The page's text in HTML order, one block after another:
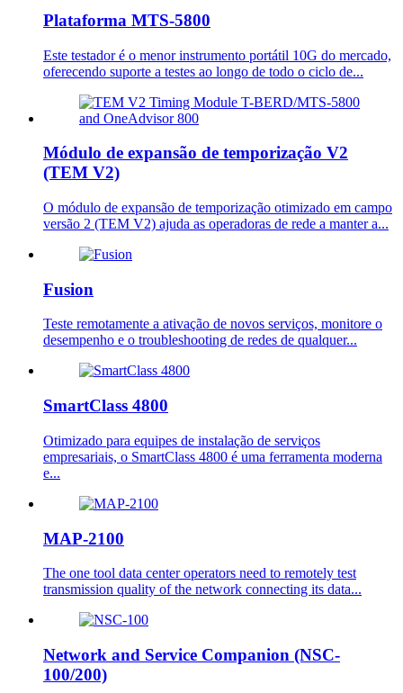
Plataforma MTS-5800
Este testador é o menor instrumento portátil 10G do mercado,
oferecendo suporte a testes ao longo de todo o ciclo de...
Módulo de expansão de temporização V2
(TEM V2)
O módulo de expansão de temporização otimizado em campo
versão 2 (TEM V2) ajuda as operadoras de rede a manter a...
Fusion
Teste remotamente a ativação de novos serviços, monitore o
desempenho e o troubleshooting de redes de qualquer...
SmartClass 4800
Otimizado para equipes de instalação de serviços
empresariais, o SmartClass 4800 é uma ferramenta moderna
e...
MAP-2100
The one tool data center operators need to remotely test
transmission quality of the network connecting its data...
Network and Service Companion (NSC-
100/200)